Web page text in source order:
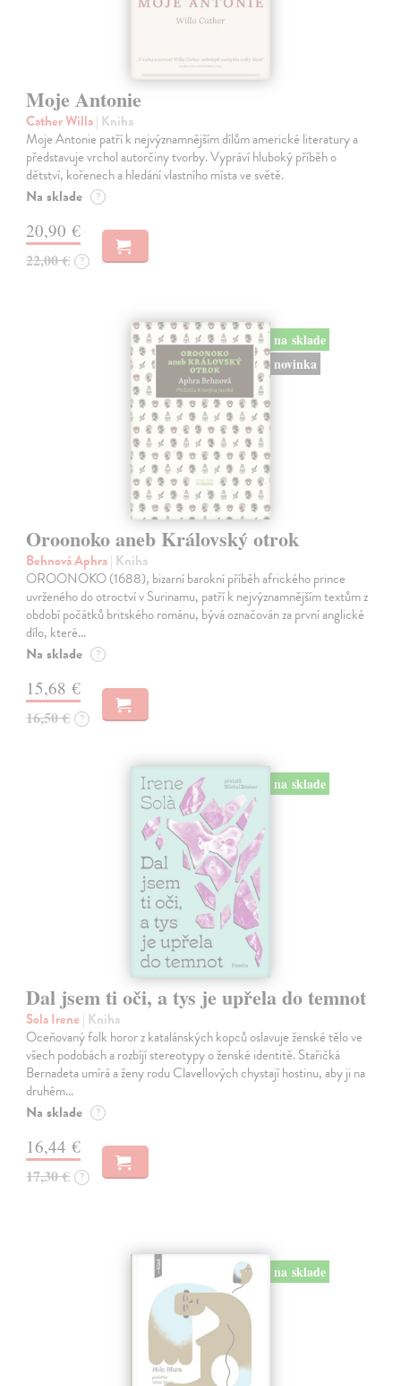
Moje Antonie
Cather Willa| Kniha
Moje Antonie patří k nejvýznamnějším dílům americké literatury a
představuje vrchol autorčiny tvorby. Vypráví hluboký příběh o
dětství, kořenech a hledání vlastního místa ve světě.
Na sklade ?
20,90 €
22,00 € ?
na sklade
novinka
Oroonoko aneb Královský otrok
Behnová Aphra| Kniha
OROONOKO (1688), bizarní barokní příběh afrického prince
uvrženého do otroctví v Surinamu, patří k nejvýznamnějším textům z
období počátků britského románu, bývá označován za první anglické
dílo, které…
Na sklade ?
15,68 €
16,50 € ?
na sklade
Dal jsem ti oči, a tys je upřela do temnot
Sola Irene | Kniha
Oceňovaný folk horor z katalánských kopců oslavuje ženské tělo ve
všech podobách a rozbíjí stereotypy o ženské identitě. Stařičká
Bernadeta umírá a ženy rodu Clavellových chystají hostinu, aby ji na
druhém…
Na sklade ?
16,44 €
17,30 € ?
na sklade